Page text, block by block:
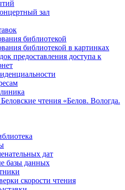
зал
библиотекой
библиотекой в картинках
предоставления доступа к
чтения «Белов. Вологда.
дат
базы данных
скорости чтения